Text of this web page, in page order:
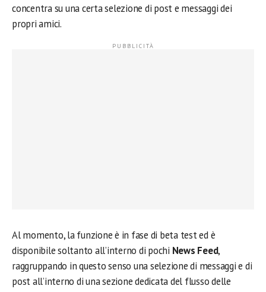
concentra su una certa selezione di post e messaggi dei
propri amici.
Al momento, la funzione è in fase di beta test ed è
disponibile soltanto all’interno di pochi News Feed,
raggruppando in questo senso una selezione di messaggi e di
post all’interno di una sezione dedicata del flusso delle